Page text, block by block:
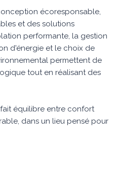
écoresponsable,
et des solutions
performante, la gestion
d'énergie et le choix de
permettent de
tout en réalisant des
équilibre entre confort
dans un lieu pensé pour